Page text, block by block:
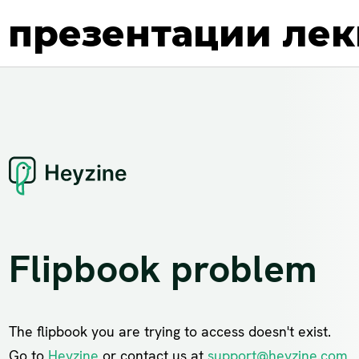
презентации